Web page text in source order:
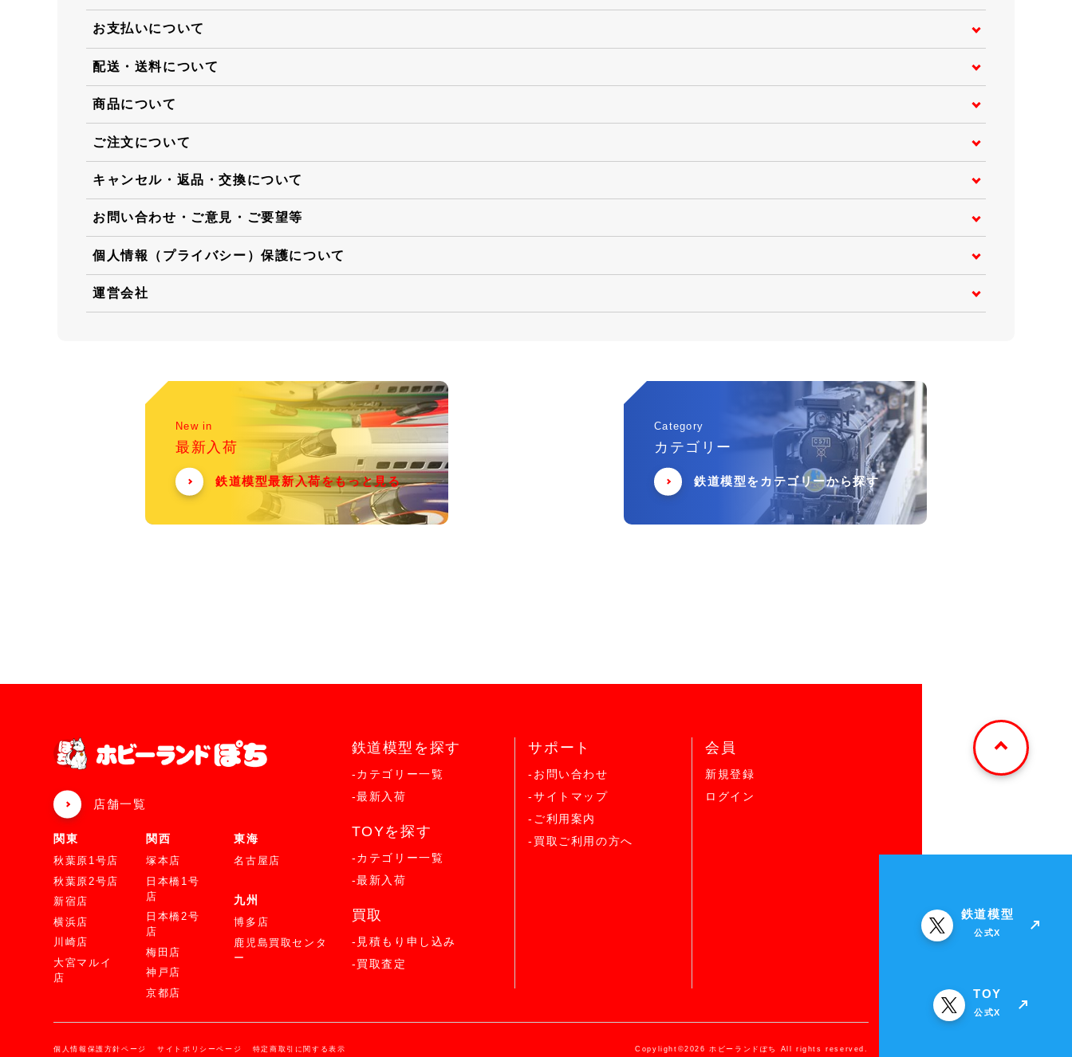
お支払いについて
配送・送料について
商品について
ご注文について
キャンセル・返品・交換について
お問い合わせ・ご意見・ご要望等
個人情報（プライバシー）保護について
運営会社
New in
最新入荷
鉄道模型最新入荷をもっと見る
Category
カテゴリー
鉄道模型をカテゴリーから探す
店舗一覧
関東
秋葉原1号店
秋葉原2号店
新宿店
横浜店
川崎店
大宮マルイ
店
関西
塚本店
日本橋1号
店
日本橋2号
店
梅田店
神戸店
京都店
東海
名古屋店
九州
博多店
鹿児島買取センタ
ー
鉄道模型を探す
-カテゴリー一覧
-最新入荷
TOYを探す
-カテゴリー一覧
-最新入荷
買取
-見積もり申し込み
-買取査定
サポート
-お問い合わせ
-サイトマップ
-ご利用案内
-買取ご利用の方へ
会員
新規登録
ログイン
個人情報保護方針ページ サイトポリシーページ 特定商取引に関する表示 Copylight©2026 ホビーランドぽち All rights reserved.
鉄道模型
公式X
TOY
公式X